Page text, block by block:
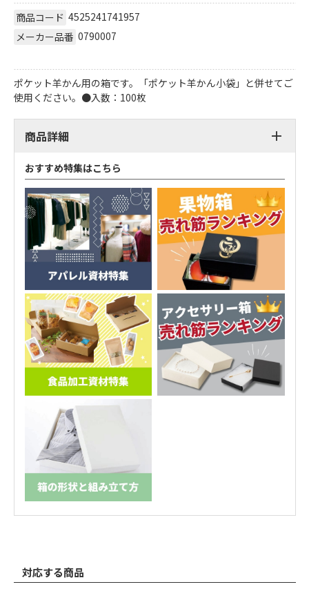
商品コード 4525241741957
メーカー品番 0790007
ポケット羊かん用の箱です。「ポケット羊かん小袋」と併せてご
使用ください。●入数：100枚
商品詳細
おすすめ特集はこちら
対応する商品